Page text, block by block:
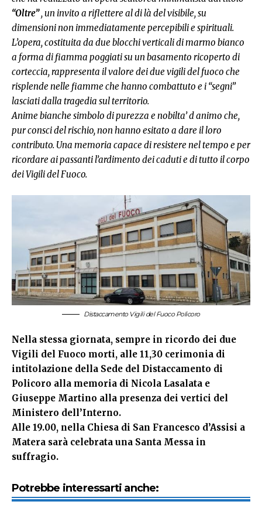
“Oltre”, un invito a riflettere al di là del visibile, su
dimensioni non immediatamente percepibili e spirituali.
L’opera, costituita da due blocchi verticali di marmo bianco
a forma di fiamma poggiati su un basamento ricoperto di
corteccia, rappresenta il valore dei due vigili del fuoco che
risplende nelle fiamme che hanno combattuto e i “segni”
lasciati dalla tragedia sul territorio.
Anime bianche simbolo di purezza e nobilta’ d animo che,
pur consci del rischio, non hanno esitato a dare il loro
contributo. Una memoria capace di resistere nel tempo e per
ricordare ai passanti l’ardimento dei caduti e di tutto il corpo
dei Vigili del Fuoco.
Distaccamento Vigili del Fuoco Policoro
Nella stessa giornata, sempre in ricordo dei due
Vigili del Fuoco morti, alle 11,30 cerimonia di
intitolazione della Sede del Distaccamento di
Policoro alla memoria di Nicola Lasalata e
Giuseppe Martino alla presenza dei vertici del
Ministero dell’Interno.
Alle 19.00, nella Chiesa di San Francesco d’Assisi a
Matera sarà celebrata una Santa Messa in
suffragio.
Potrebbe interessarti anche: